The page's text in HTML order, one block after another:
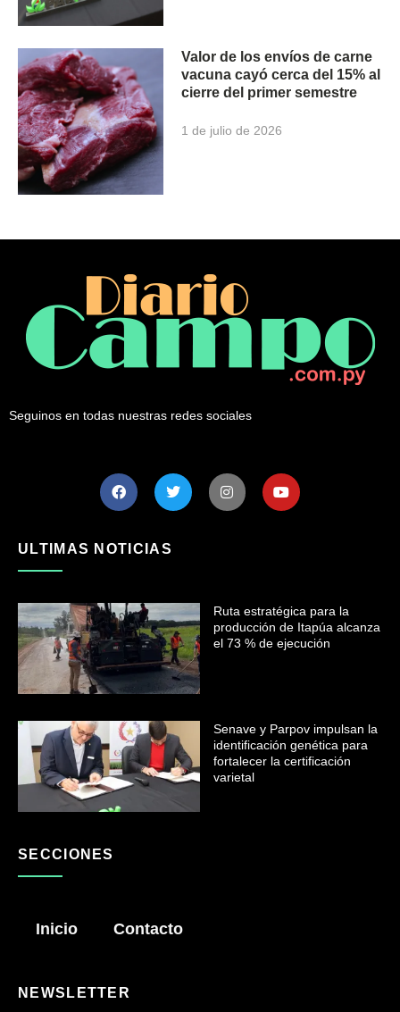
Valor de los envíos de carne
vacuna cayó cerca del 15% al
cierre del primer semestre
1 de julio de 2026
Seguinos en todas nuestras redes sociales
ULTIMAS NOTICIAS
Ruta estratégica para la
producción de Itapúa alcanza
el 73 % de ejecución
Senave y Parpov impulsan la
identificación genética para
fortalecer la certificación
varietal
SECCIONES
Inicio Contacto
NEWSLETTER